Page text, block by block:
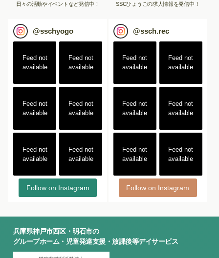
日々の活動やイベントなど発信中！
@sschyogo
Feed not
available
Feed not
available
Feed not
available
Feed not
available
Feed not
available
Feed not
available
Follow on Instagram
SSCひょうごの求人情報を発信中！
@ssch.rec
Feed not
available
Feed not
available
Feed not
available
Feed not
available
Feed not
available
Feed not
available
Follow on Instagram
兵庫県神戸市西区・明石市の
グループホーム・児童発達支援・放課後等デイサービス